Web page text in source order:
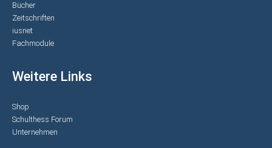
Bücher
Zeitschriften
iusnet
Fachmodule
Weitere Links
Shop
Schulthess Forum
Unternehmen